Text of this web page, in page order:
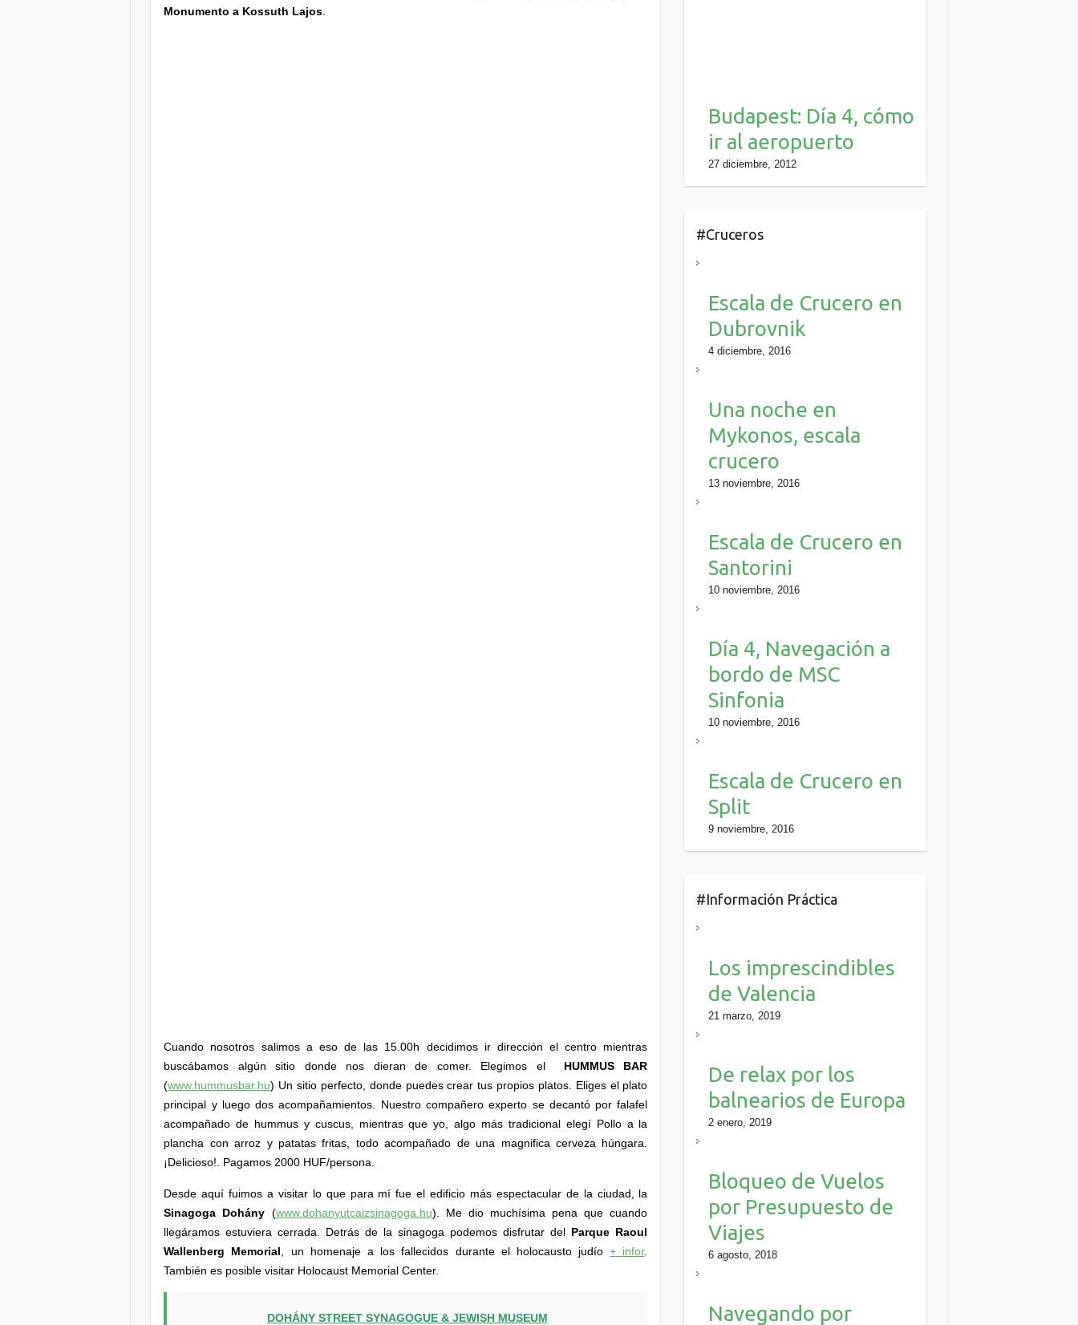
Monumento a Kossuth Lajos.
Cuando nosotros salimos a eso de las 15.00h decidimos ir dirección el centro mientras
buscábamos algún sitio donde nos dieran de comer. Elegimos el HUMMUS BAR
(www.hummusbar.hu) Un sitio perfecto, donde puedes crear tus propios platos. Eliges el plato
principal y luego dos acompañamientos. Nuestro compañero experto se decantó por falafel
acompañado de hummus y cuscus, mientras que yo, algo más tradicional elegí Pollo a la
plancha con arroz y patatas fritas, todo acompañado de una magnifica cerveza húngara.
¡Delicioso!. Pagamos 2000 HUF/persona.
Desde aquí fuimos a visitar lo que para mí fue el edificio más espectacular de la ciudad, la
Sinagoga Dohány (www.dohanyutcaizsinagoga.hu). Me dio muchísima pena que cuando
llegáramos estuviera cerrada. Detrás de la sinagoga podemos disfrutar del Parque Raoul
Wallenberg Memorial , un homenaje a los fallecidos durante el holocausto judío + infor.
También es posible visitar Holocaust Memorial Center.
DOHÁNY STREET SYNAGOGUE & JEWISH MUSEUM
Budapest: Día 4, cómo
ir al aeropuerto
27 diciembre, 2012
#Cruceros
Escala de Crucero en
Dubrovnik
4 diciembre, 2016
Una noche en
Mykonos, escala
crucero
13 noviembre, 2016
Escala de Crucero en
Santorini
10 noviembre, 2016
Día 4, Navegación a
bordo de MSC
Sinfonia
10 noviembre, 2016
Escala de Crucero en
Split
9 noviembre, 2016
#Información Práctica
Los imprescindibles
de Valencia
21 marzo, 2019
De relax por los
balnearios de Europa
2 enero, 2019
Bloqueo de Vuelos
por Presupuesto de
Viajes
6 agosto, 2018
Navegando por